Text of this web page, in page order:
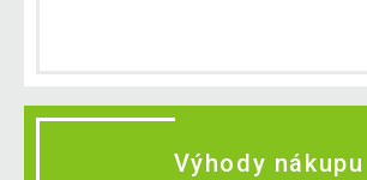
Výhody nákupu